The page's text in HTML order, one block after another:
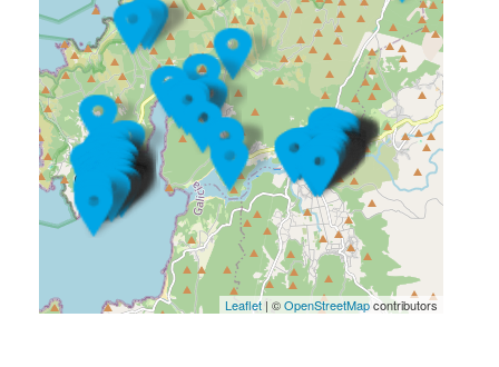
Leaflet| ©OpenStreetMapcontributors